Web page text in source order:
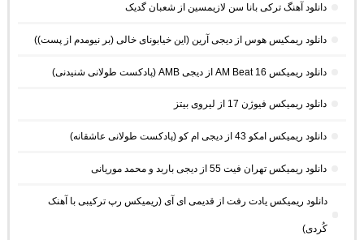
دانلود آهنگ ترکی بانا سن لازیمسین از شعبان گدیک
دانلود ریمکیس هوس از دیجی آرین (این خیابونای خالی (بر نیومدم از پست))
دانلود ریمیکس AM Beat 16 از دیجی AMB (پادکست طولانی شنیدنی)
دانلود ریمیکس فیوژن 17 از لیروی بیتز
دانلود ریمیکس امکو 43 از دیجی ام کو (پادکست طولانی عاشقانه)
دانلود ریمیکس تهران فیت 55 از دیجی باربد و محمد موریانی
دانلود ریمیکس یادت رفت از قدیمی ای آی (ریمیکس رپ ترکیبی با آهنک
کُردی)